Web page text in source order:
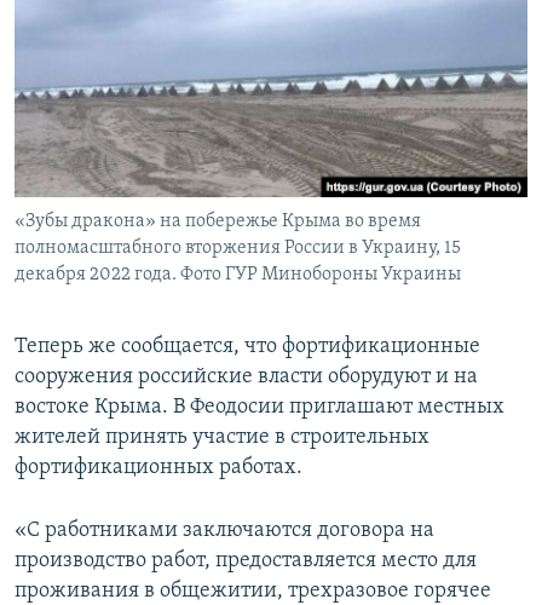
«Зубы дракона» на побережье Крыма во время
полномасштабного вторжения России в Украину, 15
декабря 2022 года. Фото ГУР Минобороны Украины
Теперь же сообщается, что фортификационные
сооружения российские власти оборудуют и на
востоке Крыма. В Феодосии приглашают местных
жителей принять участие в строительных
фортификационных работах.
«С работниками заключаются договора на
производство работ, предоставляется место для
проживания в общежитии, трехразовое горячее